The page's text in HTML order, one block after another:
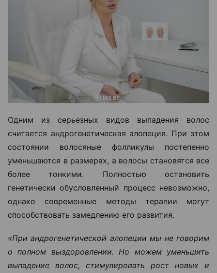
Одним из серьезных видов выпадения волос
считается андрогенетическая алопеция. При этом
состоянии волосяные фолликулы постепенно
уменьшаются в размерах, а волосы становятся все
более тонкими. Полностью остановить
генетически обусловленный процесс невозможно,
однако современные методы терапии могут
способствовать замедлению его развития.
«При андрогенетической алопеции мы не говорим
о полном выздоровлении. Но можем уменьшить
выпадение волос, стимулировать рост новых и